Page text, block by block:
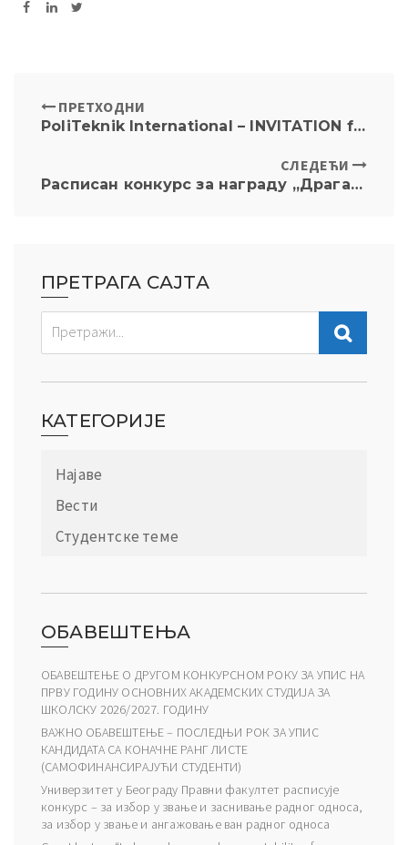
ПРЕТХОДНИ
PoliTeknik International – INVITATION for an ARTICLE
СЛЕДЕЋИ
Расписан конкурс за награду „Драган Јањић” – тема „Медијска писменост
ПРЕТРАГА САЈТА
КАТЕГОРИЈЕ
Најаве
Вести
Студентске теме
ОБАВЕШТЕЊА
ОБАВЕШТЕЊЕ О ДРУГОМ КОНКУРСНОМ РОКУ ЗА УПИС НА
ПРВУ ГОДИНУ ОСНОВНИХ АКАДЕМСКИХ СТУДИЈА ЗА
ШКОЛСКУ 2026/2027. ГОДИНУ
ВАЖНО ОБАВЕШТЕЊЕ – ПОСЛЕДЊИ РОК ЗА УПИС
КАНДИДАТА СА КОНАЧНЕ РАНГ ЛИСТЕ
(САМОФИНАНСИРАЈУЋИ СТУДЕНТИ)
Универзитет у Београду Правни факултет расписује
конкурс – за избор у звање и заснивање радног односа,
за избор у звање и ангажовање ван радног односа